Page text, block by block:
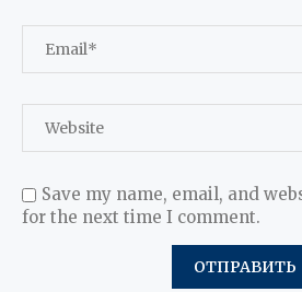
Save my name, email, and
for the next time I comment.